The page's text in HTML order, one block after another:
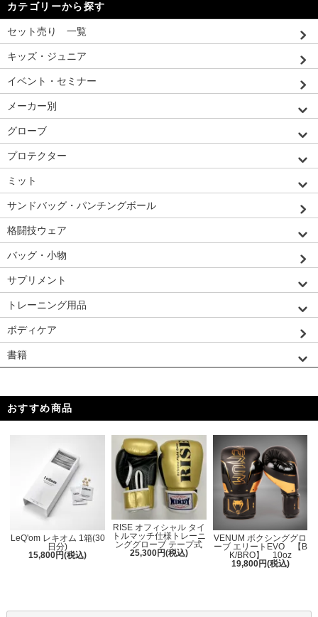
カテゴリーから探す
セット売り 一覧
キッズ・ジュニア
イベント・セミナー
メーカー別
グローブ
プロテクター
ミット
サンドバッグ・パンチングボール
格闘技ウェア
バッグ・小物
サプリメント
トレーニング用品
ボディケア
書籍
おすすめ商品
LeQ'om レキオム 1箱(30
日分)
15,800円(税込)
RISE オフィシャル タイ
トルマッチ仕様トレーニ
ンググローブ テープ式
25,300円(税込)
VENUM ボクシンググロ
ーブ エリートEVO 【B
K/BRO】 10oz
19,800円(税込)